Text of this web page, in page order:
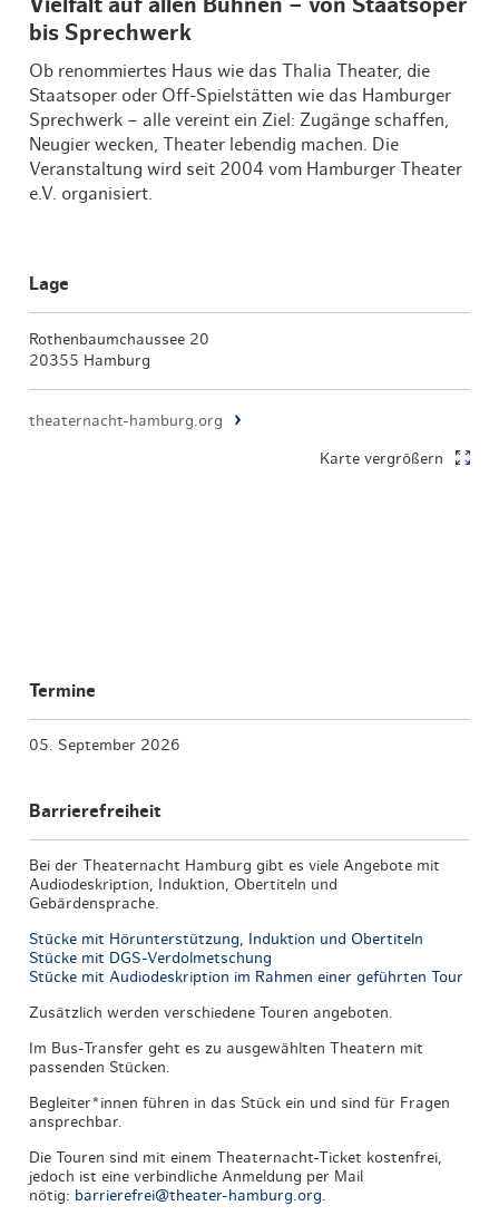
Vielfalt auf allen Bühnen – von Staatsoper
bis Sprechwerk
Ob renommiertes Haus wie das Thalia Theater, die
Staatsoper oder Off-Spielstätten wie das Hamburger
Sprechwerk – alle vereint ein Ziel: Zugänge schaffen,
Neugier wecken, Theater lebendig machen. Die
Veranstaltung wird seit 2004 vom Hamburger Theater
e.V. organisiert.
Lage
Rothenbaumchaussee 20
20355 Hamburg
theaternacht-hamburg.org
Karte vergrößern
Termine
05. September 2026
Barrierefreiheit
Bei der Theaternacht Hamburg gibt es viele Angebote mit
Audiodeskription, Induktion, Obertiteln und
Gebärdensprache.
Stücke mit Hörunterstützung, Induktion und Obertiteln
Stücke mit DGS-Verdolmetschung
Stücke mit Audiodeskription im Rahmen einer geführten Tour
Zusätzlich werden verschiedene Touren angeboten.
Im Bus-Transfer geht es zu ausgewählten Theatern mit
passenden Stücken.
Begleiter*innen führen in das Stück ein und sind für Fragen
ansprechbar.
Die Touren sind mit einem Theaternacht-Ticket kostenfrei,
jedoch ist eine verbindliche Anmeldung per Mail
nötig: barrierefrei@theater-hamburg.org.